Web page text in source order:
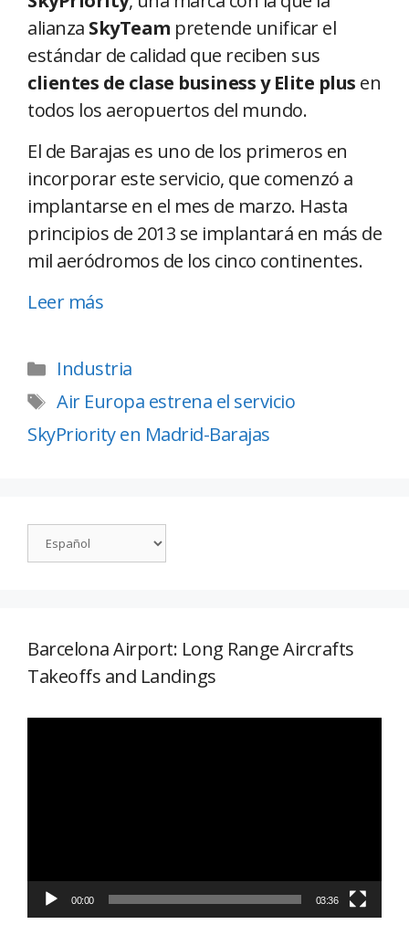
alianza SkyTeam pretende unificar el
estándar de calidad que reciben sus
clientes de clase business y Elite plus en
todos los aeropuertos del mundo.
El de Barajas es uno de los primeros en
incorporar este servicio, que comenzó a
implantarse en el mes de marzo. Hasta
principios de 2013 se implantará en más de
mil aeródromos de los cinco continentes.
Leer más
Industria
Air Europa estrena el servicio
SkyPriority en Madrid-Barajas
Barcelona Airport: Long Range Aircrafts
Takeoffs and Landings
00:00 03:36